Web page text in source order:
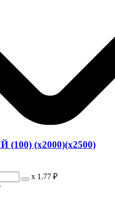
(100) (х2000)(х2500)
х 1.77 ₽